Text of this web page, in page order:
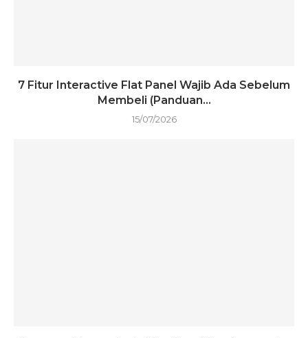
7 Fitur Interactive Flat Panel Wajib Ada Sebelum
Membeli (Panduan...
15/07/2026